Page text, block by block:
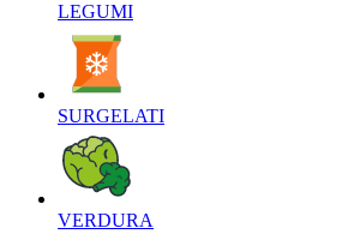
LEGUMI‎
SURGELATI‎
VERDURA‎